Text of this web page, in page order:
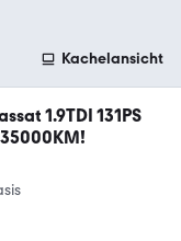
Kachelansicht
1.9TDI 131PS